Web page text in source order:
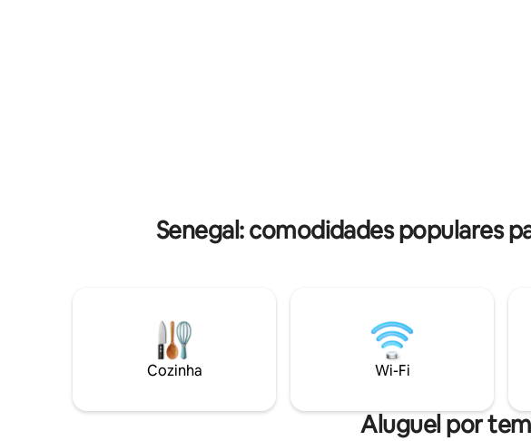
Senegal: comodidades populares
Cozinha Wi-Fi
Aluguel por